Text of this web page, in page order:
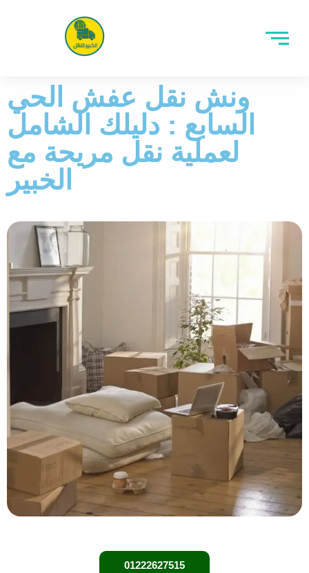
ونش نقل عفش الحي
السابع : دليلك الشامل
لعملية نقل مريحة مع
الخبير
01222627515